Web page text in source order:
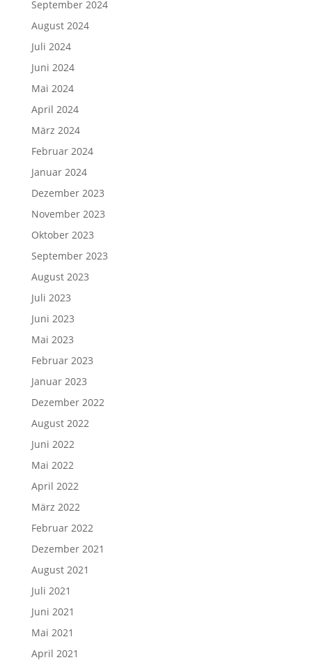
September 2024
August 2024
Juli 2024
Juni 2024
Mai 2024
April 2024
März 2024
Februar 2024
Januar 2024
Dezember 2023
November 2023
Oktober 2023
September 2023
August 2023
Juli 2023
Juni 2023
Mai 2023
Februar 2023
Januar 2023
Dezember 2022
August 2022
Juni 2022
Mai 2022
April 2022
März 2022
Februar 2022
Dezember 2021
August 2021
Juli 2021
Juni 2021
Mai 2021
April 2021